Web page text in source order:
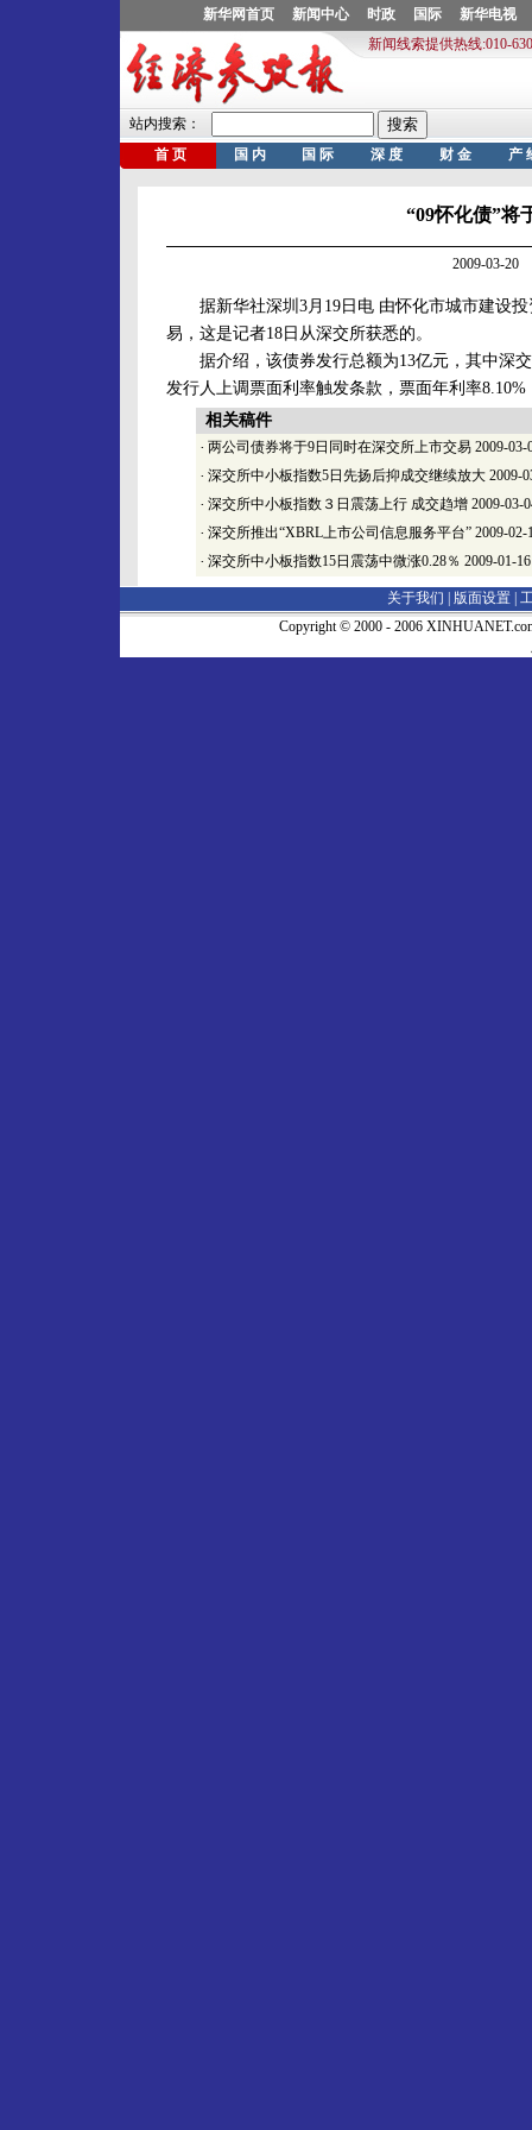
“09怀化债”将
2009-03-20
据新华社深圳3月19日电 由怀化市城市建设投
易，这是记者18日从深交所获悉的。
据介绍，该债券发行总额为13亿元，其中深交
发行人上调票面利率触发条款，票面年利率
相关稿件
· 两公司债券将于9日同时在深交所上市交易 2009-03-
· 深交所中小板指数5日先扬后抑成交继续放大 2009-
· 深交所中小板指数３日震荡上行 成交趋增 2009-03-
· 深交所推出“XBRL上市公司信息服务平台” 2009-02-
· 深交所中小板指数15日震荡中微涨0.28％ 2009-01-16
关于我们 | 版面设置
Copyright © 2000 - 2006